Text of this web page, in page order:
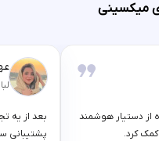
میکسینی
از دستیار هوشمند
کرد.
بعد از یه
پشتیبانی